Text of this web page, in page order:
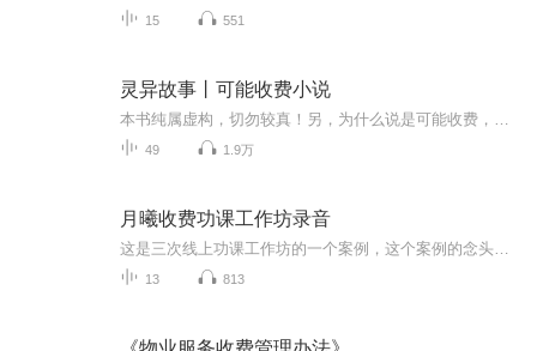
15 551
灵异故事丨可能收费小说
49 1.9万
月曦收费功课工作坊录音
13 813